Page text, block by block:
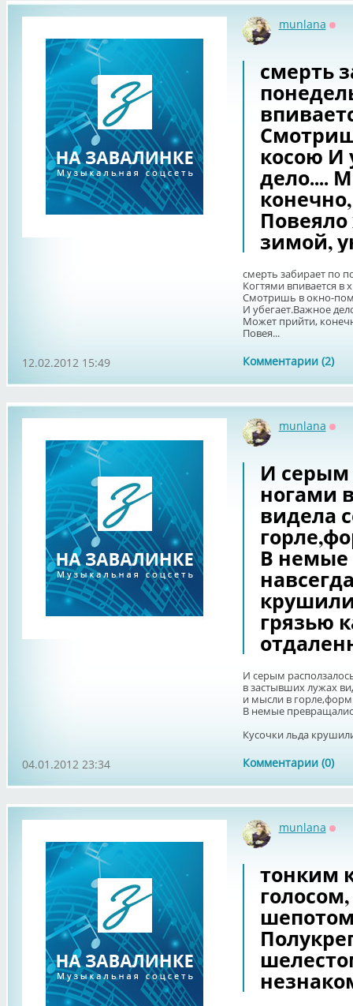
munlana
смерть
косою И
дело....
зимой,
смерть забирает по
Когтями впивается в
Смотришь в окно-
И убегает.Важное
Может прийти,
Повея...
Комментарии (2)
12.02.2012 15:49
munlana
И серым
ногами
видела
В немые
грязью
И серым
в застывших лужах
и мысли в
В немые
Кусочки льда
Комментарии (0)
04.01.2012 23:34
munlana
тонким